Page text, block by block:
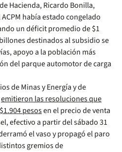
Hacienda, Ricardo Bonilla,
había estado congelado
un déficit promedio de $1
destinados al subsidio se
apoyo a la población más
del parque automotor de carga
de Minas y Energía y de
emitieron las resoluciones que
pesosen el precio de venta
efectivo a partir del sábado 31
el vaso y propagó el paro
gremios de